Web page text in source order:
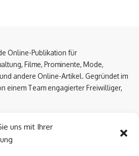
uns mit Ihrer
Online-Publikation für
Filme, Prominente, Mode,
andere Online-Artikel. Gegründet im
einem Team engagierter Freiwilliger,